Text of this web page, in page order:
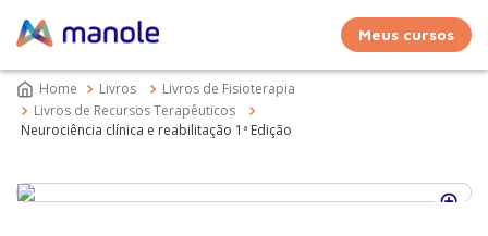
Meus cursos
Livros
Livros de Fisioterapia
Livros de Recursos Terapêuticos
Neurociência clínica e reabilitação 1ª Edição